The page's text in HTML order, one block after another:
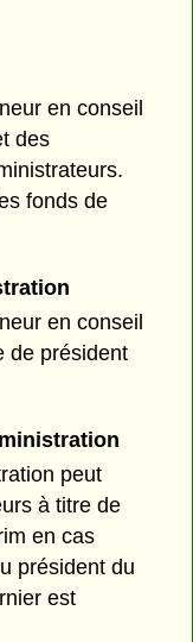
en conseil
des
fonds de
en conseil
de président
peut
à titre de
en cas
président du
est